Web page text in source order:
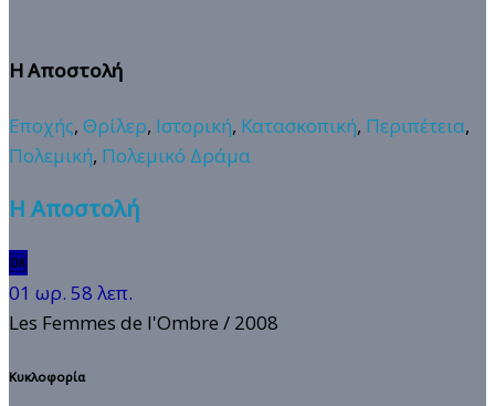
Η Αποστολή
Εποχής, Θρίλερ, Ιστορική, Κατασκοπική, Περιπέτεια,
Πολεμική, Πολεμικό Δράμα
Η Αποστολή
🆗
01 ωρ. 58 λεπ.
Les Femmes de l'Ombre / 2008
Κυκλοφορία